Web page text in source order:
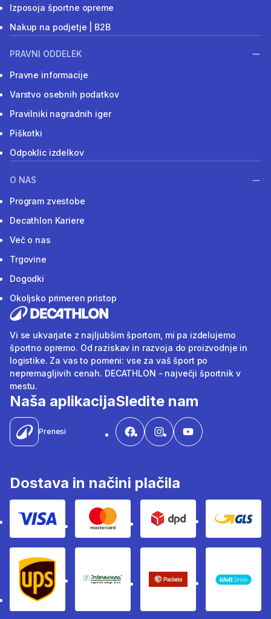
Izposoja športne opreme
Nakup na podjetje | B2B
PRAVNI ODDELEK
Pravne informacije
Varstvo osebnih podatkov
Pravilniki nagradnih iger
Piškotki
Odpoklic izdelkov
O NAS
Program zvestobe
Decathlon Kariere
Več o nas
Trgovine
Dogodki
Okoljsko primeren pristop
Vi se ukvarjate z najljubšim športom, mi pa izdelujemo
športno opremo. Od raziskav in razvoja do proizvodnje in
logistike. Za vas to pomeni: vse za vaš šport po
nepremagljivih cenah. DECATHLON - največji športnik v
mestu.
Naša aplikacija
Prenesi
Sledite nam
Dostava in načini plačila
Visa Mastercard Dpd Gls
Ups Intereuropa Packeta Sledenje
WOLT